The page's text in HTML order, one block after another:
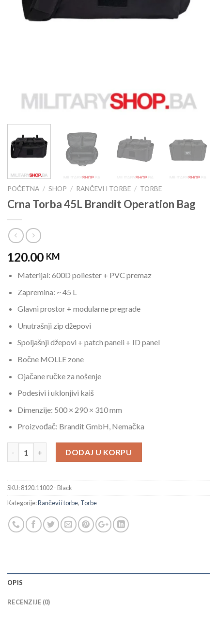
POČETNA / SHOP / RANČEVI I TORBE / TORBE
Crna Torba 45L Brandit Operation Bag
120.00 KM
Materijal: 600D poliester + PVC premaz
Zapremina: ~ 45 L
Glavni prostor + modularne pregrade
Unutrašnji zip džepovi
Spoljašnji džepovi + patch paneli + ID panel
Bočne MOLLE zone
Ojačane ručke za nošenje
Podesivi i uklonjivi kaiš
Dimenzije: 500 × 290 × 310 mm
Proizvođač: Brandit GmbH, Nemačka
DODAJ U KORPU
SKU:8120.11002 - Black
Kategorije:Rančevi i torbe, Torbe
OPIS
RECENZIJE (0)